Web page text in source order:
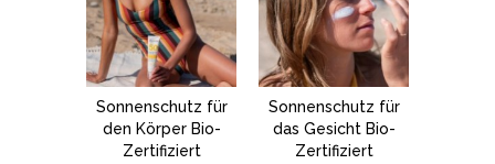
Sonnenschutz für
den Körper Bio-
Zertifiziert
Sonnenschutz für
das Gesicht Bio-
Zertifiziert